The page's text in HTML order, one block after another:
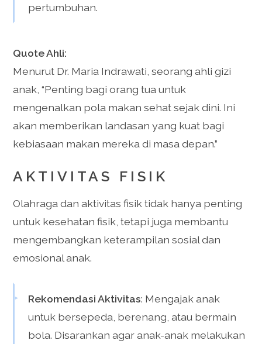
pertumbuhan.
Quote Ahli:
Menurut Dr. Maria Indrawati, seorang ahli gizi
anak, “Penting bagi orang tua untuk
mengenalkan pola makan sehat sejak dini. Ini
akan memberikan landasan yang kuat bagi
kebiasaan makan mereka di masa depan.”
AKTIVITAS FISIK
Olahraga dan aktivitas fisik tidak hanya penting
untuk kesehatan fisik, tetapi juga membantu
mengembangkan keterampilan sosial dan
emosional anak.
Rekomendasi Aktivitas: Mengajak anak
untuk bersepeda, berenang, atau bermain
bola. Disarankan agar anak-anak melakukan